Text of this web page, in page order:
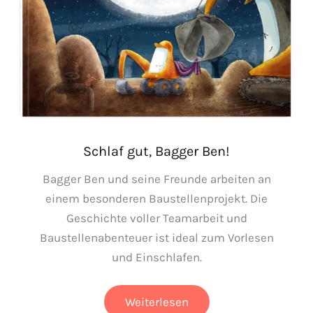
Schlaf gut, Bagger Ben!
Bagger Ben und seine Freunde arbeiten an
einem besonderen Baustellenprojekt. Die
Geschichte voller Teamarbeit und
Baustellenabenteuer ist ideal zum Vorlesen
und Einschlafen.
Schlaf
Weiterlesen